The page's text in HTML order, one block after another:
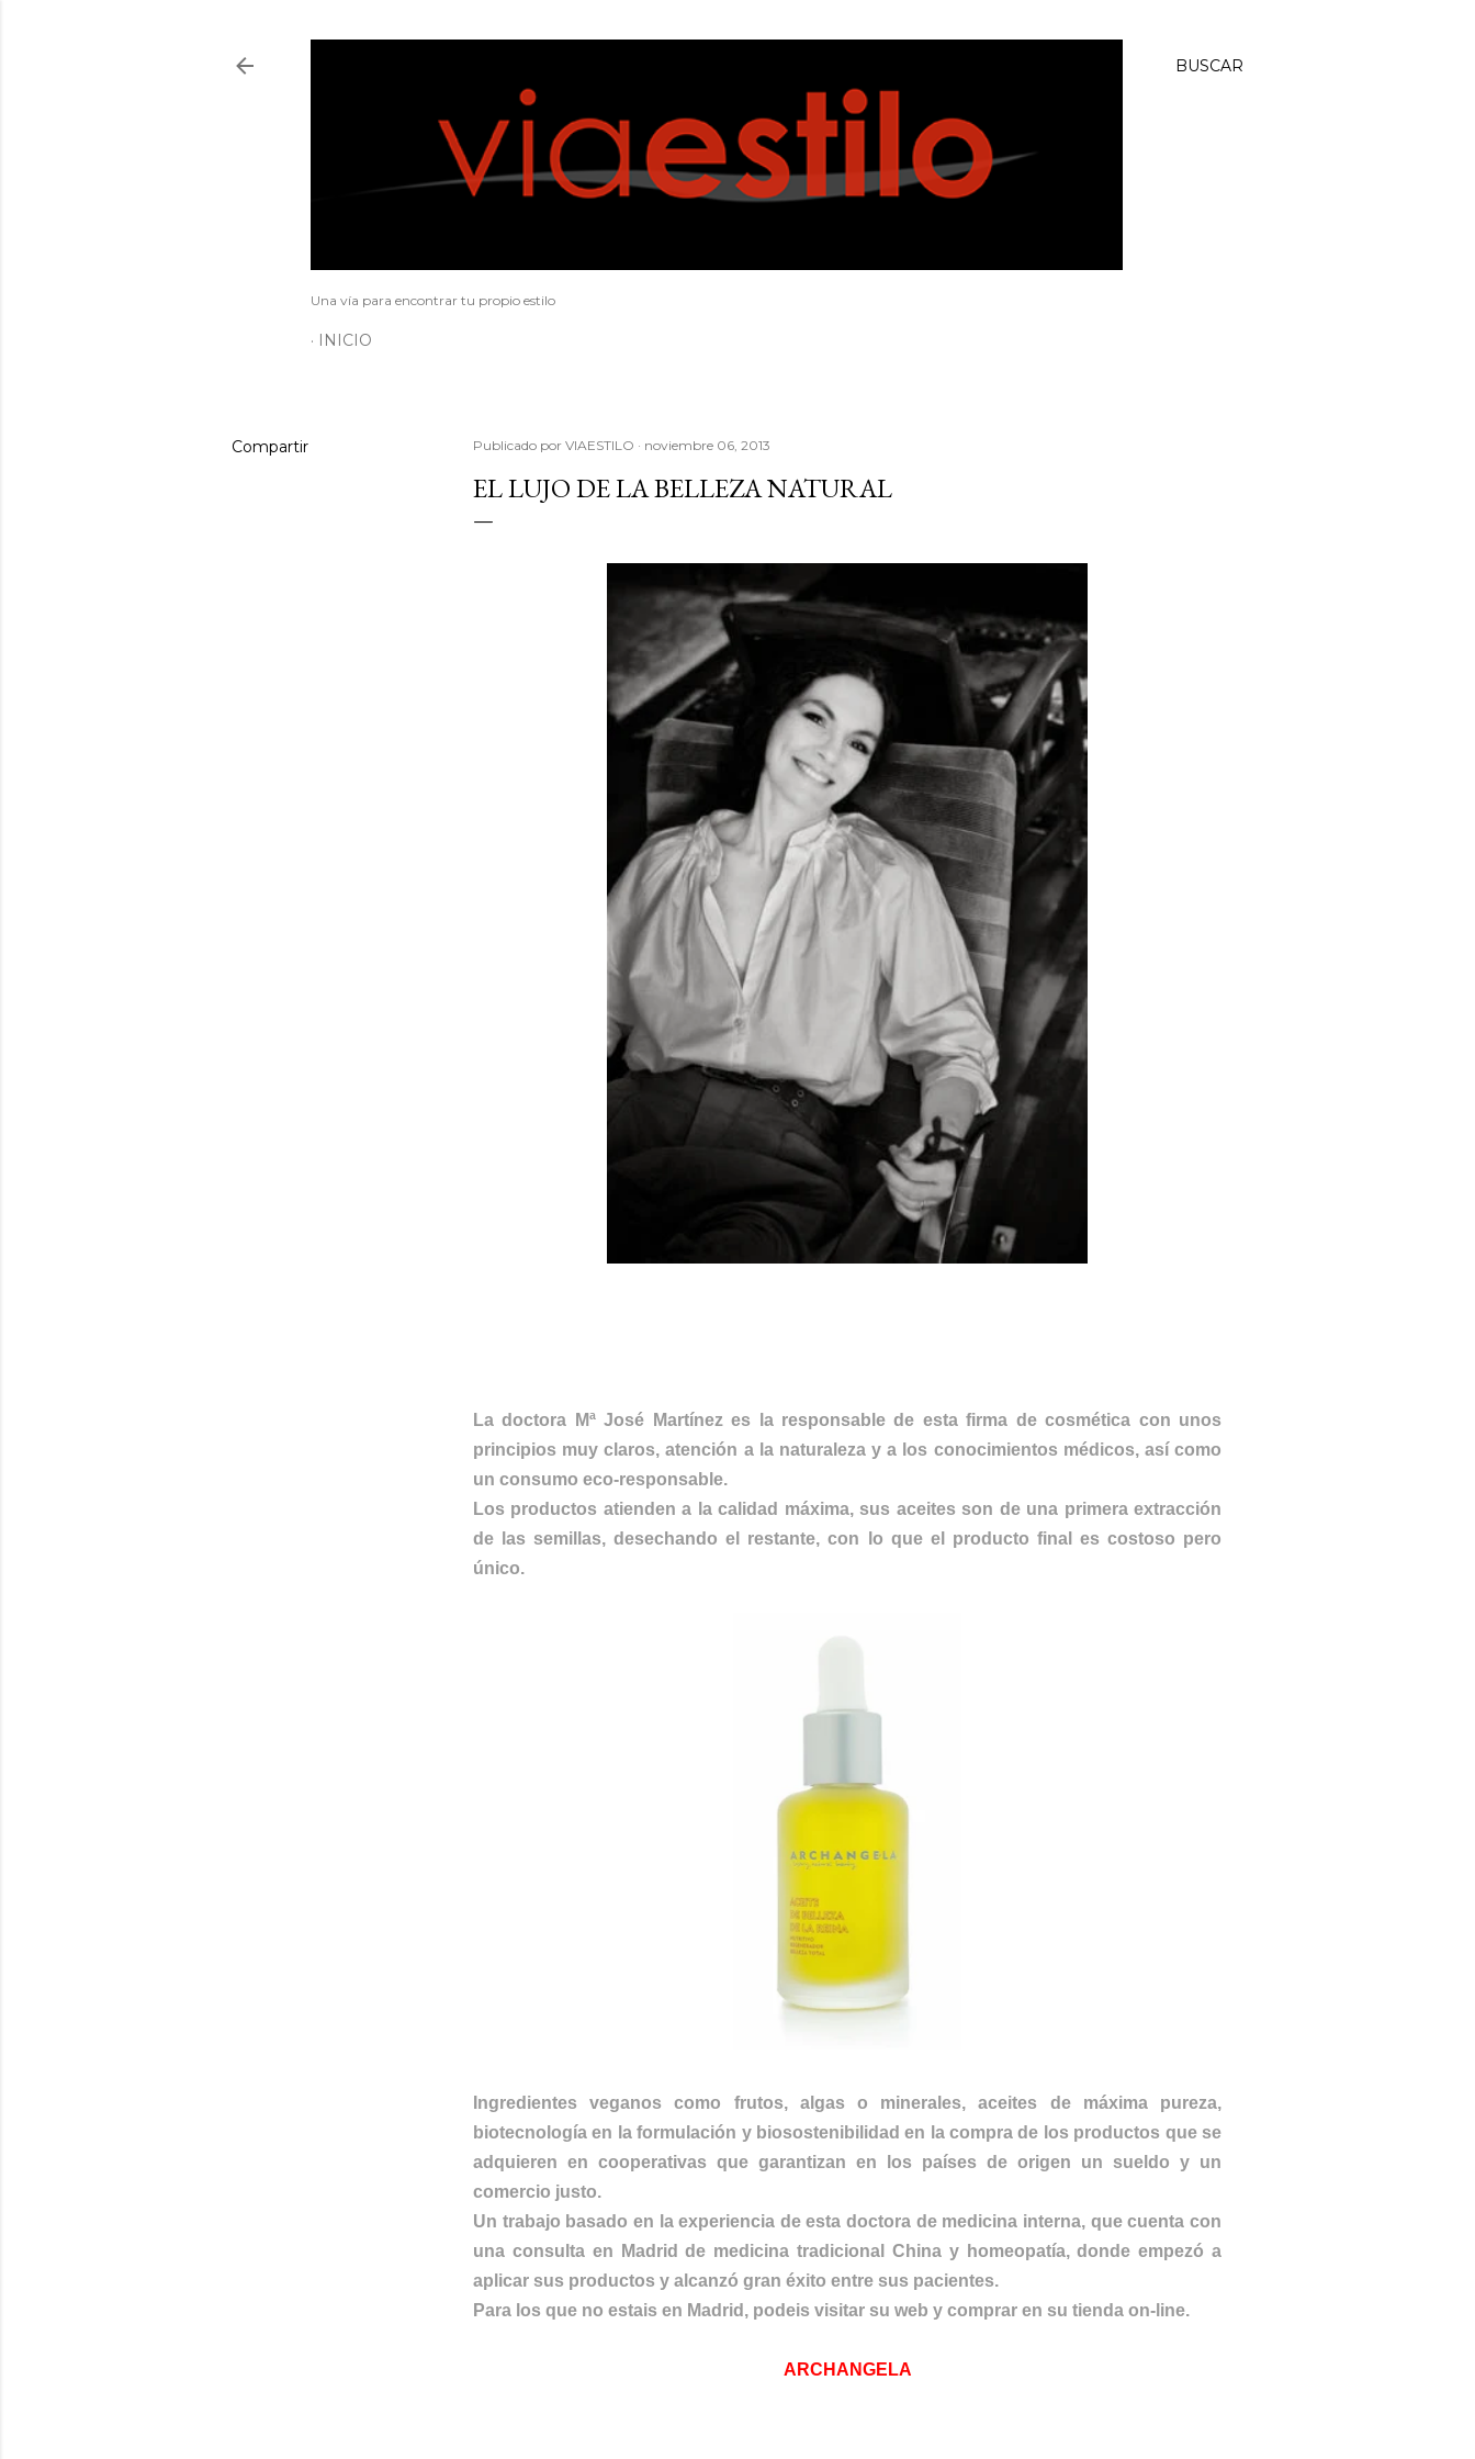
BUSCAR
Una vía para encontrar tu propio estilo
INICIO
Compartir Publicado por VIAESTILO noviembre 06, 2013
EL LUJO DE LA BELLEZA NATURAL
La doctora Mª José Martínez es la responsable de esta firma de cosmética con unos
principios muy claros, atención a la naturaleza y a los conocimientos médicos, así como
un consumo eco-responsable.
Los productos atienden a la calidad máxima, sus aceites son de una primera extracción
de las semillas, desechando el restante, con lo que el producto final es costoso pero
único.
Ingredientes veganos como frutos, algas o minerales, aceites de máxima pureza,
biotecnología en la formulación y biosostenibilidad en la compra de los productos que se
adquieren en cooperativas que garantizan en los países de origen un sueldo y un
comercio justo.
Un trabajo basado en la experiencia de esta doctora de medicina interna, que cuenta con
una consulta en Madrid de medicina tradicional China y homeopatía, donde empezó a
aplicar sus productos y alcanzó gran éxito entre sus pacientes.
Para los que no estais en Madrid, podeis visitar su web y comprar en su tienda on-line.
ARCHANGELA